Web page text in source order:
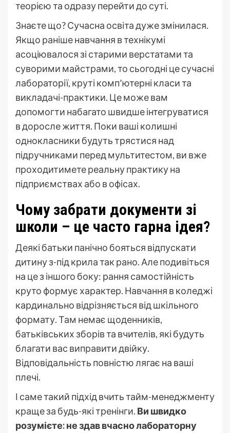
теорією та одразу перейти до суті.
Знаєте що? Сучасна освіта дуже змінилася.
Якщо раніше навчання в технікумі
асоціювалося зі старими верстатами та
суворими майстрами, то сьогодні це сучасні
лабораторії, круті комп’ютерні класи та
викладачі-практики. Це може вам
допомогти набагато швидше інтегруватися
в доросле життя. Поки ваші колишні
однокласники будуть трястися над
підручниками перед мультитестом, ви вже
проходитимете реальну практику на
підприємствах або в офісах.
Чому забрати документи зі
школи – це часто гарна ідея?
Деякі батьки панічно бояться відпускати
дитину з-під крила так рано. Але подивіться
на це з іншого боку: рання самостійність
круто формує характер. Навчання в коледжі
кардинально відрізняється від шкільного
формату. Там немає щоденників,
батьківських зборів та вчителів, які будуть
благати вас виправити двійку.
Відповідальність повністю лягає на ваші
плечі.
І саме такий підхід вчить тайм-менеджменту
краще за будь-які тренінги. Ви швидко
розумієте: не здав вчасно лабораторну